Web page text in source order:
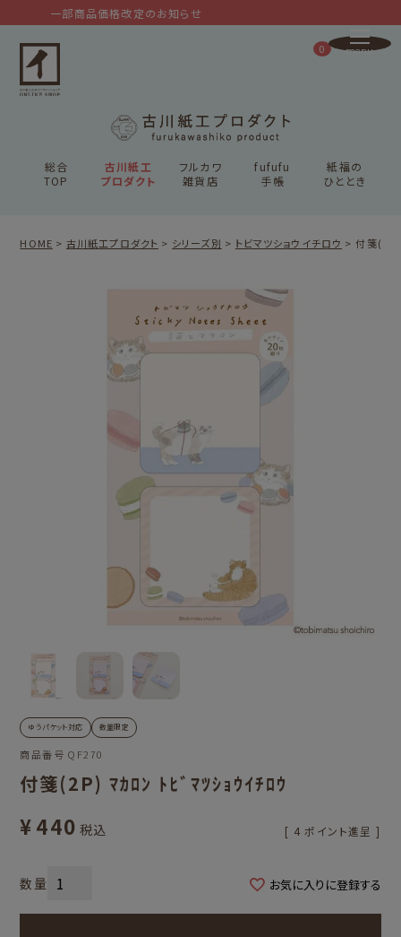
一部商品価格改定のお知らせ
総合
TOP
古川紙工
プロダクト
フルカワ
雑貨店
fufufu
手帳
紙福の
ひととき
0
HOME 古川紙工プロダクト シリーズ別 トビマツショウイチロウ 付箋
ゆうパケット対応 数量限定
商品番号 QF270
付箋(2P) ﾏｶﾛﾝ ﾄﾋﾞﾏﾂｼｮｳｲﾁﾛｳ
¥440 税込 [ 4 ポイント進呈 ]
お気に入りに登録する